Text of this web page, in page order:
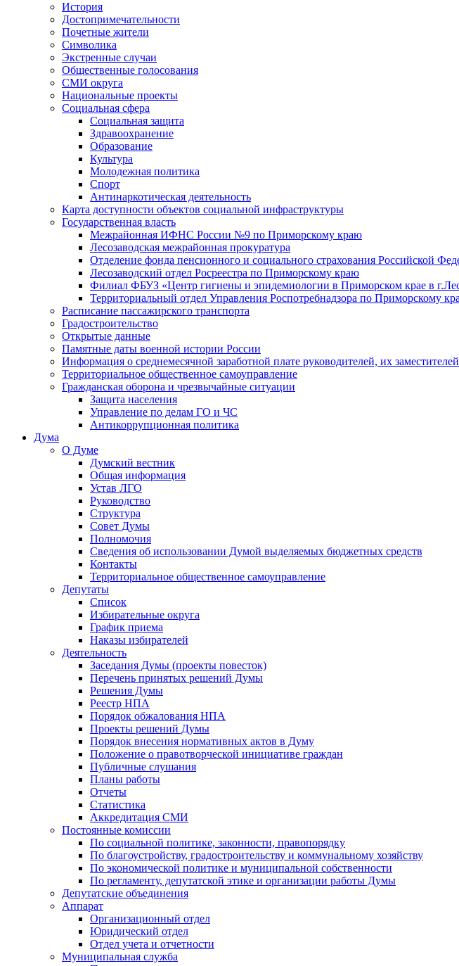
История
Достопримечательности
Почетные жители
Символика
Экстренные случаи
Общественные голосования
СМИ округа
Национальные проекты
Социальная сфера
Социальная защита
Здравоохранение
Образование
Культура
Молодежная политика
Спорт
Антинаркотическая деятельность
Карта доступности объектов социальной инфраструктуры
Государственная власть
Межрайонная ИФНС России №9 по Приморскому краю
Лесозаводская межрайонная прокуратура
Отделение фонда пенсионного и социального страхования Российской
Лесозаводский отдел Росреестра по Приморскому краю
Филиал ФБУЗ «Центр гигиены и эпидемиологии в Приморском крае в
Территориальный отдел Управления Роспотребнадзора по Приморскому
Расписание пассажирского транспорта
Градостроительство
Открытые данные
Памятные даты военной истории России
Информация о среднемесячной заработной плате руководителей, их
Территориальное общественное самоуправление
Гражданская оборона и чрезвычайные ситуации
Защита населения
Управление по делам ГО и ЧС
Антикоррупционная политика
Дума
О Думе
Думский вестник
Общая информация
Устав ЛГО
Руководство
Структура
Совет Думы
Полномочия
Сведения об использовании Думой выделяемых бюджетных средств
Контакты
Территориальное общественное самоуправление
Депутаты
Список
Избирательные округа
График приема
Наказы избирателей
Деятельность
Заседания Думы (проекты повесток)
Перечень принятых решений Думы
Решения Думы
Реестр НПА
Порядок обжалования НПА
Проекты решений Думы
Порядок внесения нормативных актов в Думу
Положение о правотворческой инициативе граждан
Публичные слушания
Планы работы
Отчеты
Статистика
Аккредитация СМИ
Постоянные комиссии
По социальной политике, законности, правопорядку
По благоустройству, градостроительству и коммунальному хозяйству
По экономической политике и муниципальной собственности
По регламенту, депутатской этике и организации работы Думы
Депутатские объединения
Аппарат
Организационный отдел
Юридический отдел
Отдел учета и отчетности
Муниципальная служба